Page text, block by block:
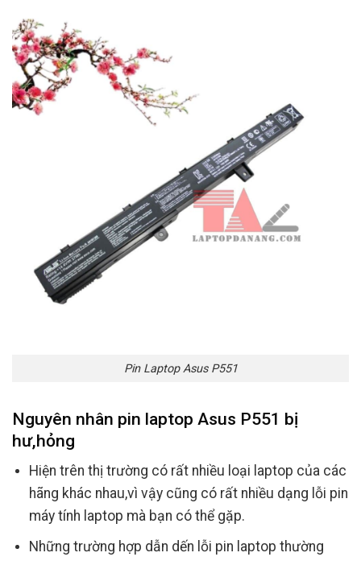
Pin Laptop Asus P551
Nguyên nhân pin laptop Asus P551 bị
hư,hỏng
Hiện trên thị trường có rất nhiều loại laptop của các
hãng khác nhau,vì vậy cũng có rất nhiều dạng lỗi pin
máy tính laptop mà bạn có thể gặp.
Những trường hợp dẫn dến lỗi pin laptop thường